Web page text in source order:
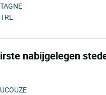
nabijgelegen